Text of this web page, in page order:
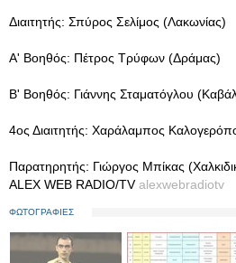
Διαιτητής: Σπύρος Σελίμος (Λακωνίας)
Α' Βοηθός: Πέτρος Τρύφων (Δράμας)
Β' Βοηθός: Γιάννης Σταματόγλου
4ος Διαιτητής: Χαράλαμπος
Παρατηρητής: Γιώργος Μπίκας
ΑLEX WEB RADIO/TValexwebradiotv
ΦΩΤΟΓΡΑΦΙΕΣ